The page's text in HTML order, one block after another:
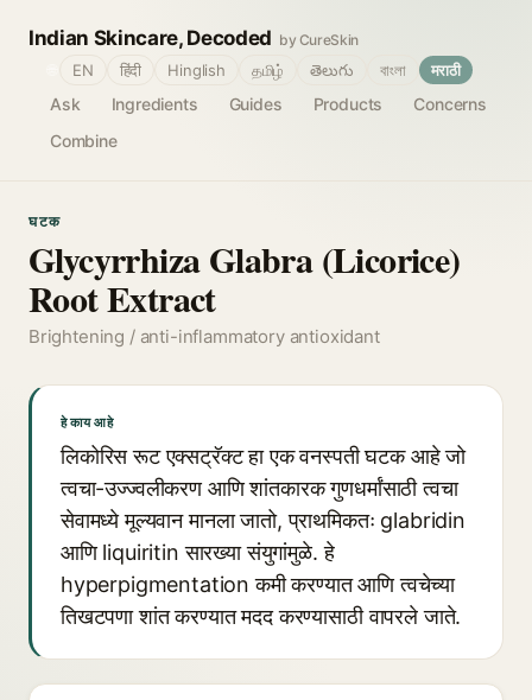
Indian Skincare, Decoded by CureSkin
Ask Ingredients Guides Products
Concerns
Combine
EN हिंदी Hinglish தமிழ் తెలుగు বাংলা मराठी
घटक
Glycyrrhiza Glabra (Licorice)
Root Extract
Brightening / anti-inflammatory antioxidant
हे काय आहे
लिकोरिस रूट एक्सट्रॅक्ट हा एक वनस्पती घटक आहे जो
त्वचा-उज्ज्वलीकरण आणि शांतकारक गुणधर्मांसाठी त्वचा
सेवामध्ये मूल्यवान मानला जातो, प्राथमिकतः glabridin
आणि liquiritin सारख्या संयुगांमुळे. हे
hyperpigmentation कमी करण्यात आणि त्वचेच्या
तिखटपणा शांत करण्यात मदद करण्यासाठी वापरले जाते.